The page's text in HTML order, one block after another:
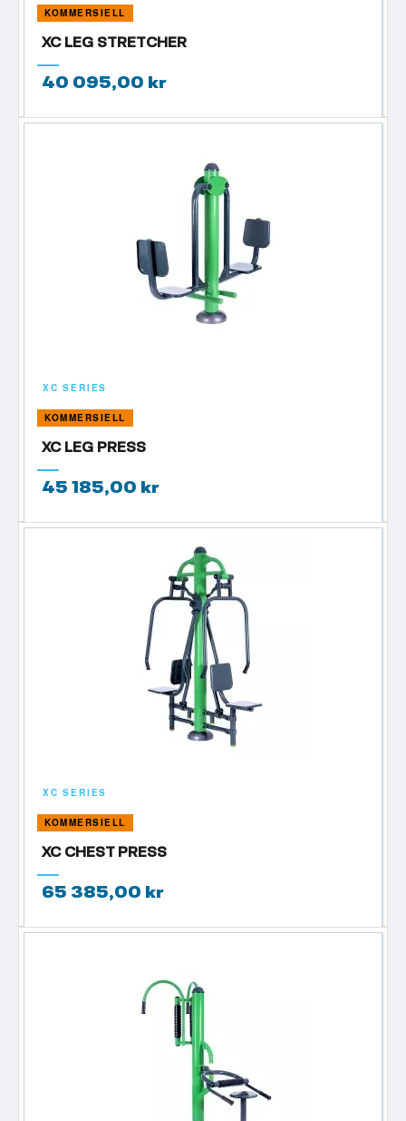
KOMMERSIELL
XC LEG STRETCHER
40 095,00 kr
XC SERIES
KOMMERSIELL
XC LEG PRESS
45 185,00 kr
XC SERIES
KOMMERSIELL
XC CHEST PRESS
65 385,00 kr